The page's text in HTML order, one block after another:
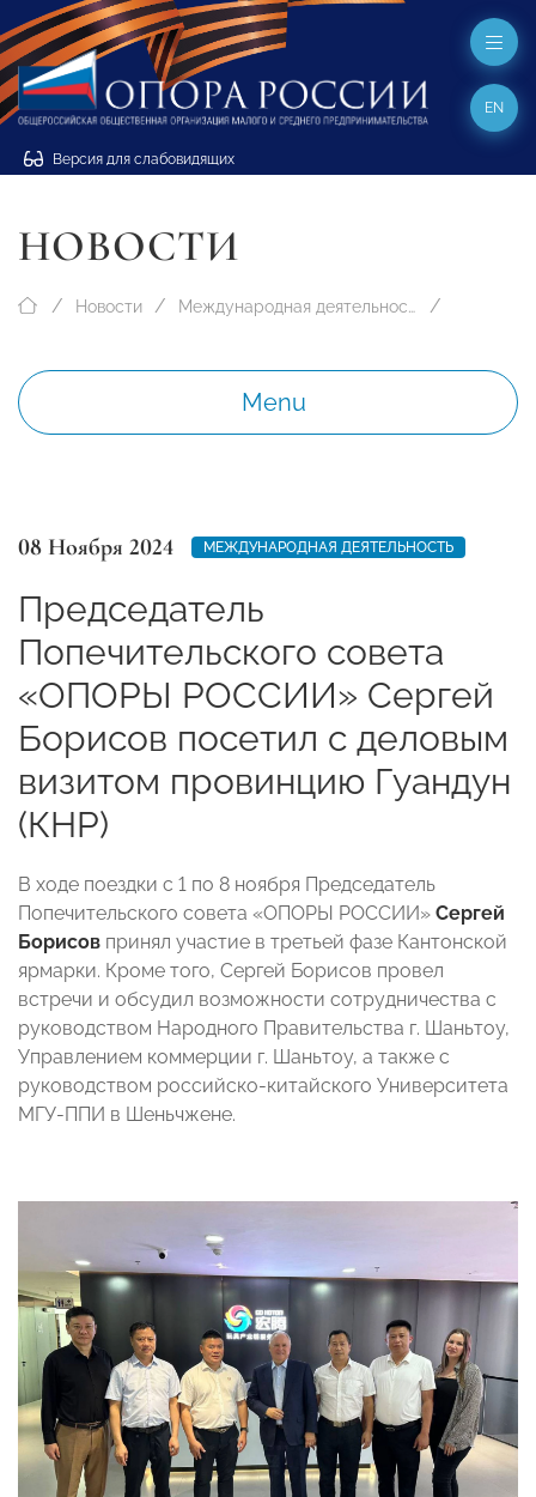
Версия для слабовидящих
EN
НОВОСТИ
Новости Международная деятельность
Menu
08 Ноября 2024 МЕЖДУНАРОДНАЯ ДЕЯТЕЛЬНОСТЬ
Председатель
Попечительского совета
«ОПОРЫ РОССИИ» Сергей
Борисов посетил с деловым
визитом провинцию Гуандун
(КНР)
В ходе поездки с 1 по 8 ноября Председатель
Попечительского совета «ОПОРЫ РОССИИ» Сергей
Борисов принял участие в третьей фазе Кантонской
ярмарки. Кроме того, Сергей Борисов провел
встречи и обсудил возможности сотрудничества с
руководством Народного Правительства г. Шаньтоу,
Управлением коммерции г. Шаньтоу, а также с
руководством российско-китайского Университета
МГУ-ППИ в Шеньчжене.